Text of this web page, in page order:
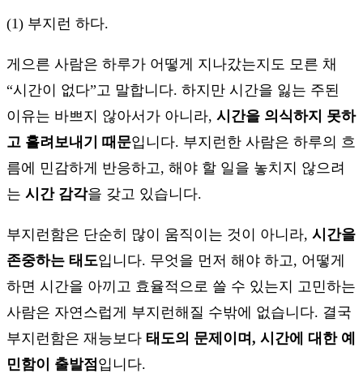
(1) 부지런 하다.
게으른 사람은 하루가 어떻게 지나갔는지도 모른 채
“시간이 없다”고 말합니다. 하지만 시간을 잃는 주된
이유는 바쁘지 않아서가 아니라, 시간을 의식하지 못하
고 흘려보내기 때문입니다. 부지런한 사람은 하루의 흐
름에 민감하게 반응하고, 해야 할 일을 놓치지 않으려
는 시간 감각을 갖고 있습니다.
부지런함은 단순히 많이 움직이는 것이 아니라, 시간을
존중하는 태도입니다. 무엇을 먼저 해야 하고, 어떻게
하면 시간을 아끼고 효율적으로 쓸 수 있는지 고민하는
사람은 자연스럽게 부지런해질 수밖에 없습니다. 결국
부지런함은 재능보다 태도의 문제이며, 시간에 대한 예
민함이 출발점 입니다.